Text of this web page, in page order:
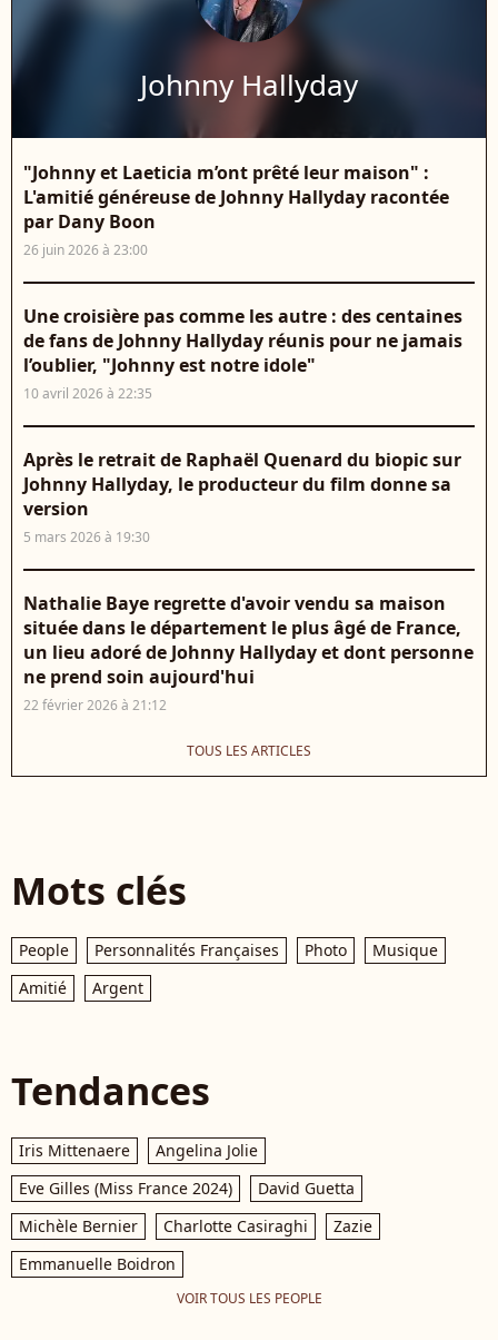
Johnny Hallyday
"Johnny et Laeticia m’ont prêté leur maison" :
L'amitié généreuse de Johnny Hallyday racontée
par Dany Boon
26 juin 2026 à 23:00
Une croisière pas comme les autre : des centaines
de fans de Johnny Hallyday réunis pour ne jamais
l’oublier, "Johnny est notre idole"
10 avril 2026 à 22:35
Après le retrait de Raphaël Quenard du biopic sur
Johnny Hallyday, le producteur du film donne sa
version
5 mars 2026 à 19:30
Nathalie Baye regrette d'avoir vendu sa maison
située dans le département le plus âgé de France,
un lieu adoré de Johnny Hallyday et dont personne
ne prend soin aujourd'hui
22 février 2026 à 21:12
TOUS LES ARTICLES
Mots clés
People Personnalités Françaises Photo
Musique
Amitié
Argent
Tendances
Iris Mittenaere
Angelina Jolie
Eve Gilles (Miss France 2024)
David Guetta
Michèle Bernier
Charlotte Casiraghi
Zazie
Emmanuelle Boidron
VOIR TOUS LES PEOPLE